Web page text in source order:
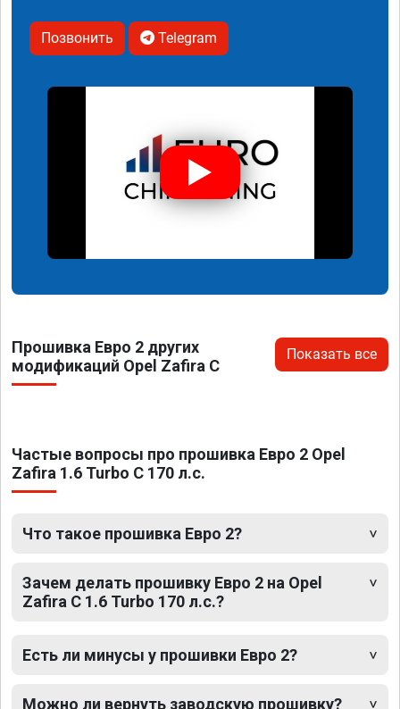
Позвонить Telegram
Прошивка Евро 2 других
модификаций Opel Zafira C
Показать все
Частые вопросы про прошивка Евро 2 Opel
Zafira 1.6 Turbo C 170 л.с.
Что такое прошивка Евро 2?
Зачем делать прошивку Евро 2 на Opel
Zafira C 1.6 Turbo 170 л.с.?
Есть ли минусы у прошивки Евро 2?
Можно ли вернуть заводскую прошивку?